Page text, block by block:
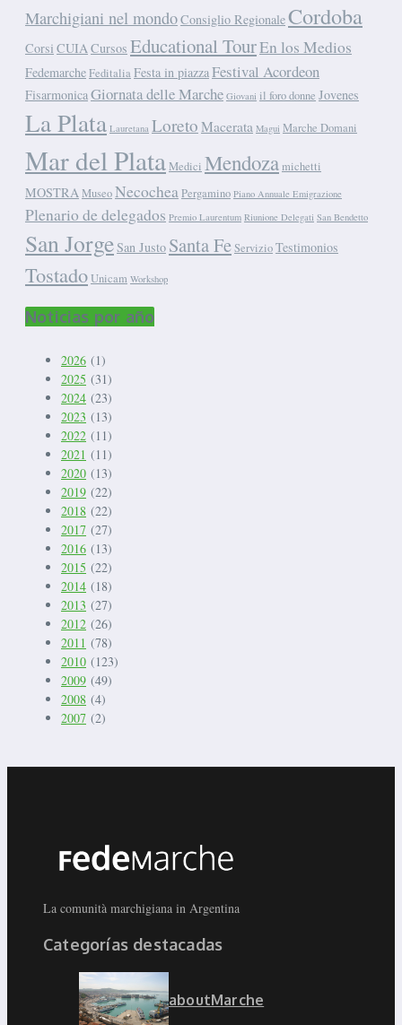
Marchigiani nel mondoConsiglio RegionaleCordoba
Corsi CUIACursos Educational TourEn los Medios
FedemarcheFeditaliaFesta in piazzaFestival Acordeon
FisarmonicaGiornata delle Marche Giovani il foro donne Jovenes
La Plata Lauretana Loreto Macerata Magui Marche Domani
Mar del PlataMedici Mendozamichetti
MOSTRAMuseoNecocheaPergamino Piano Annuale Emigrazione
Plenario de delegados Premio Laurentum Riunione Delegati San Bendetto
San JorgeSan Justo Santa FeServizioTestimonios
TostadoUnicam Workshop
Noticias por año
2026 (1)
2025 (31)
2024 (23)
2023 (13)
2022 (11)
2021 (11)
2020 (13)
2019 (22)
2018 (22)
2017 (27)
2016 (13)
2015 (22)
2014 (18)
2013 (27)
2012 (26)
2011 (78)
2010 (123)
2009 (49)
2008 (4)
2007 (2)
La comunità marchigiana in Argentina
Categorías destacadas
aboutMarche